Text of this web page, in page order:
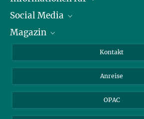
Journalist*innen
Stipendiat*innen
Social Media
LinkedIn
Magazin
Kontakt
Anreise
OPAC